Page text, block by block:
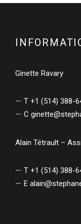
Ginette Ravary
T +1 (514) 388-
C
Alain Tétrault –
T +1 (514) 388-
E